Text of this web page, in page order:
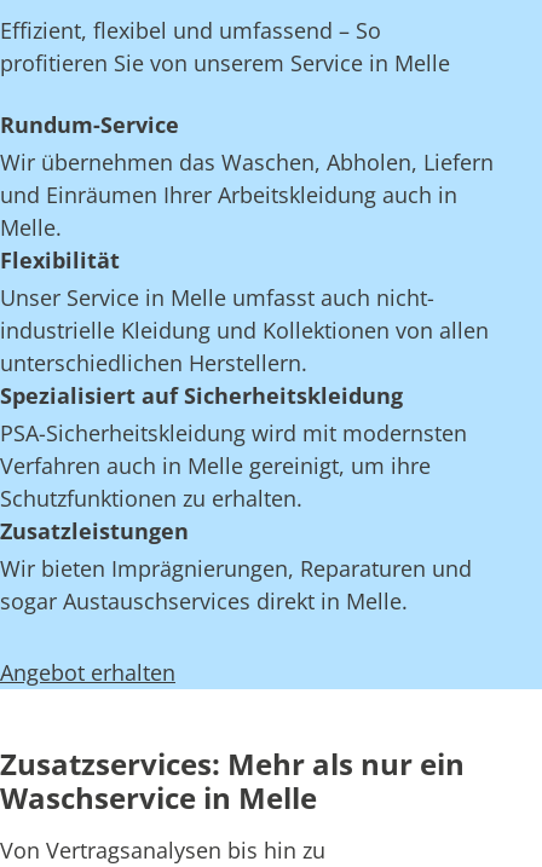
Effizient, flexibel und umfassend – So
profitieren Sie von unserem Service in Melle
Rundum-Service
Wir übernehmen das Waschen, Abholen, Liefern
und Einräumen Ihrer Arbeitskleidung auch in
Melle.
Flexibilität
Unser Service in Melle umfasst auch nicht-
industrielle Kleidung und Kollektionen von allen
unterschiedlichen Herstellern.
Spezialisiert auf Sicherheitskleidung
PSA-Sicherheitskleidung wird mit modernsten
Verfahren auch in Melle gereinigt, um ihre
Schutzfunktionen zu erhalten.
Zusatzleistungen
Wir bieten Imprägnierungen, Reparaturen und
sogar Austauschservices direkt in Melle.
Angebot erhalten
Zusatzservices: Mehr als nur ein
Waschservice in Melle
Von Vertragsanalysen bis hin zu